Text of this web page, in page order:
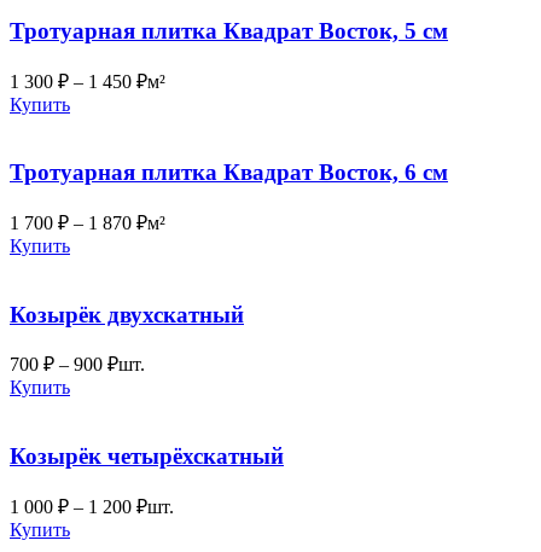
Тротуарная плитка Квадрат Восток, 5 см
1 300 ₽ – 1 450 ₽м²
Купить
Тротуарная плитка Квадрат Восток, 6 см
1 700 ₽ – 1 870 ₽м²
Купить
Козырёк двухскатный
700 ₽ – 900 ₽шт.
Купить
Козырёк четырёхскатный
1 000 ₽ – 1 200 ₽шт.
Купить